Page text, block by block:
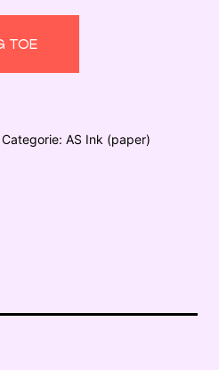
TOE
Categorie: AS Ink (paper)